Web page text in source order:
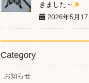
きました～
2026年5月17
Category
お知らせ